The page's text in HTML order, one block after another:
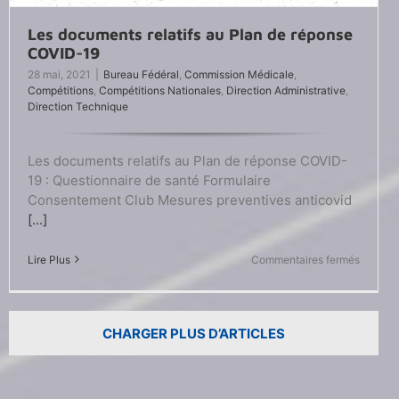
Les documents relatifs au Plan de réponse
COVID-19
28 mai, 2021 Bureau Fédéral Commission Médicale,
Compétitions, Compétitions Nationales, Direction Administrative,
Direction Technique
Les documents relatifs au Plan de réponse COVID-
19 : Questionnaire de santé Formulaire
Consentement Club Mesures preventives anticovid
[...]
Lire Plus Commentaires ferméssur
de
CHARGER PLUS D’ARTICLES